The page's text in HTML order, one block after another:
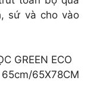
sứ và cho vào
GREEN ECO
65X78CM